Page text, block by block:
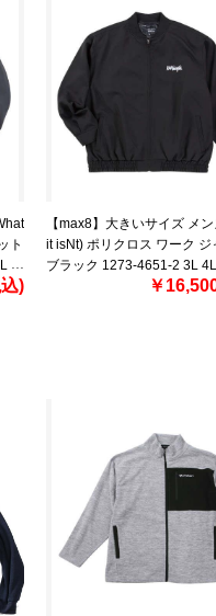
ト
)
【max8】大きいサイズ メ
it isNt) ポリクロス ワーク ジ
ブラック 1273-4651-2 3L
￥